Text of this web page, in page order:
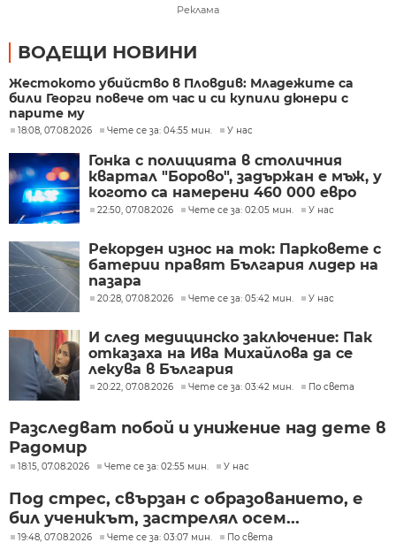
Реклама
ВОДЕЩИ НОВИНИ
Жестокото убийство в Пловдив: Младежите са
били Георги повече от час и си купили дюнери с
парите му
18:08, 07.08.2026 Чете се за: 04:55 мин. У нас
Гонка с полицията в столичния
квартал "Борово", задържан е мъж, у
когото са намерени 460 000 евро
22:50, 07.08.2026 Чете се за: 02:05 мин. У нас
Рекорден износ на ток: Парковете с
батерии правят България лидер на
пазара
20:28, 07.08.2026 Чете се за: 05:42 мин. У нас
И след медицинско заключение: Пак
отказаха на Ива Михайлова да се
лекува в България
20:22, 07.08.2026 Чете се за: 03:42 мин. По света
Разследват побой и унижение над дете в
Радомир
18:15, 07.08.2026 Чете се за: 02:55 мин. У нас
Под стрес, свързан с образованието, е
бил ученикът, застрелял осем...
19:48, 07.08.2026 Чете се за: 03:07 мин. По света